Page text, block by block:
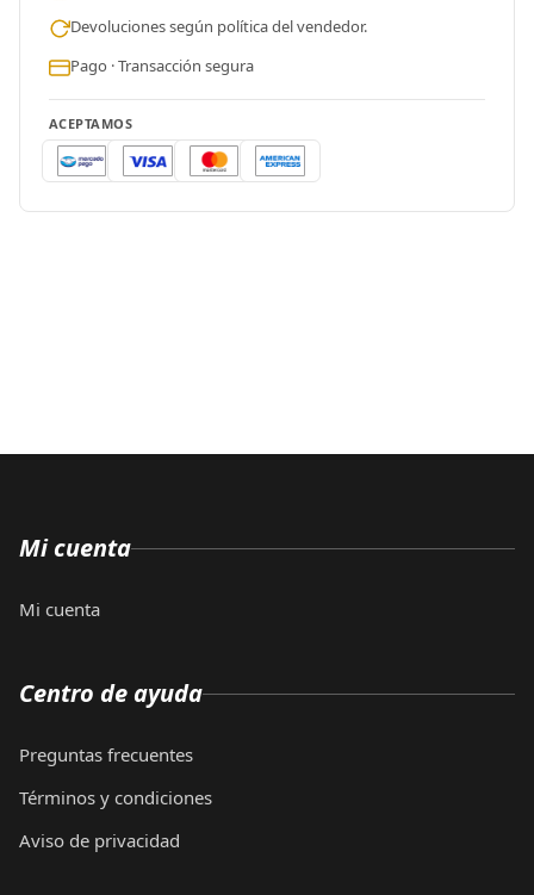
Devoluciones según política del vendedor.
Pago · Transacción segura
ACEPTAMOS
Mi cuenta
Mi cuenta
Centro de ayuda
Preguntas frecuentes
Términos y condiciones
Aviso de privacidad